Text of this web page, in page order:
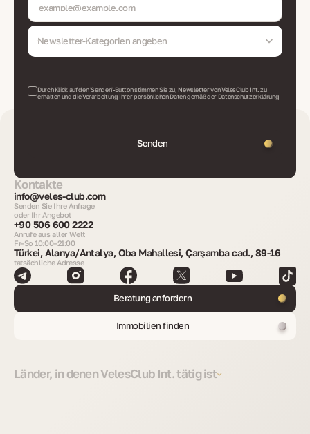
Newsletter-Kategorien angeben
Durch Klick auf den 'Senden'-Button stimmen Sie zu, Newsletter von VelesClub Int. zu
erhalten und die Verarbeitung Ihrer persönlichen Daten gemäßder Datenschutzerklärung
Senden
Kontakte
info@veles-club.com
Senden Sie Ihre Anfrage
oder Ihr Angebot
+90 506 600 2222
Anrufe aus aller Welt
Fr–So 10:00–21:00
Türkei, Alanya/Antalya, Oba Mahallesi, Çarşamba cad., 89-16
tatsächliche Adresse
Beratung anfordern
Immobilien finden
Länder, in denen VelesClub Int. tätig ist